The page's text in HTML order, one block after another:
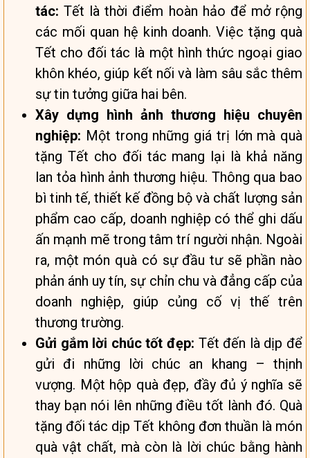
tác: Tết là thời điểm hoàn hảo để mở rộng
các mối quan hệ kinh doanh. Việc tặng quà
Tết cho đối tác là một hình thức ngoại giao
khôn khéo, giúp kết nối và làm sâu sắc thêm
sự tin tưởng giữa hai bên.
Xây dựng hình ảnh thương hiệu chuyên
nghiệp: Một trong những giá trị lớn mà quà
tặng Tết cho đối tác mang lại là khả năng
lan tỏa hình ảnh thương hiệu. Thông qua bao
bì tinh tế, thiết kế đồng bộ và chất lượng sản
phẩm cao cấp, doanh nghiệp có thể ghi dấu
ấn mạnh mẽ trong tâm trí người nhận. Ngoài
ra, một món quà có sự đầu tư sẽ phần nào
phản ánh uy tín, sự chỉn chu và đẳng cấp của
doanh nghiệp, giúp củng cố vị thế trên
thương trường.
Gửi gắm lời chúc tốt đẹp: Tết đến là dịp để
gửi đi những lời chúc an khang – thịnh
vượng. Một hộp quà đẹp, đầy đủ ý nghĩa sẽ
thay bạn nói lên những điều tốt lành đó. Quà
tặng đối tác dịp Tết không đơn thuần là món
quà vật chất, mà còn là lời chúc bằng hành